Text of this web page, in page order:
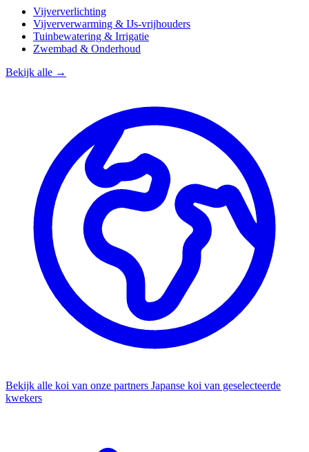
Vijververlichting
Vijververwarming & IJs-vrijhouders
Tuinbewatering & Irrigatie
Zwembad & Onderhoud
Bekijk alle →
Bekijk alle koi van onze partners Japanse koi van geselecteerde
kwekers